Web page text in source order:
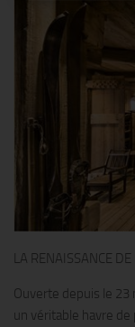
LA RENAISSANCE
Ouverte depuis le 23
un véritable havre